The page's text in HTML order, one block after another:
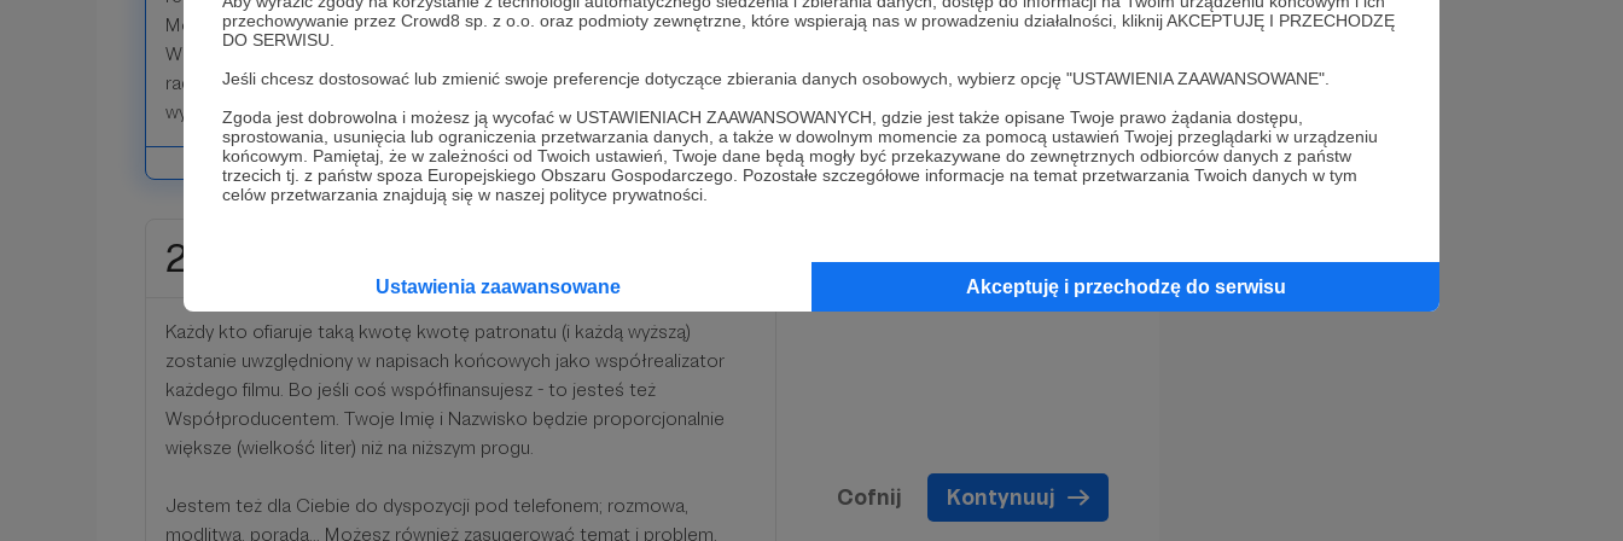
przechowywanie przez Crowd8 sp. z o.o. oraz podmioty zewnętrzne, które wspierają nas w prowadzeniu działalności, kliknij AKCEPTUJĘ I PRZECHODZĘ
DO SERWISU.
Jeśli chcesz dostosować lub zmienić swoje preferencje dotyczące zbierania danych osobowych, wybierz opcję "USTAWIENIA ZAAWANSOWANE".
Zgoda jest dobrowolna i możesz ją wycofać w USTAWIENIACH ZAAWANSOWANYCH, gdzie jest także opisane Twoje prawo żądania dostępu,
sprostowania, usunięcia lub ograniczenia przetwarzania danych, a także w dowolnym momencie za pomocą ustawień Twojej przeglądarki w urządzeniu
końcowym. Pamiętaj, że w zależności od Twoich ustawień, Twoje dane będą mogły być przekazywane do zewnętrznych odbiorców danych z państw
trzecich tj. z państw spoza Europejskiego Obszaru Gospodarczego. Pozostałe szczegółowe informacje na temat przetwarzania Twoich danych w tym
celów przetwarzania znajdują się w naszej polityce prywatności.
Ustawienia zaawansowane Akceptuję i przechodzę do serwisu
Możesz uczestniczyć naszym Kursie Alpha, lub dołączyć do naszej
Wspólnoty Odnowy Wiary (również na Skype), gdzie będziesz z
radością i mile przyjęty – a dotyczy to każdej osoby bez względu jakiej
wysokości wsparcie oferuje.
200 zł
Każdy kto ofiaruje taką kwotę kwotę patronatu (i każdą wyższą)
zostanie uwzględniony w napisach końcowych jako współrealizator
każdego filmu. Bo jeśli coś współfinansujesz - to jesteś też
Współproducentem. Twoje Imię i Nazwisko będzie proporcjonalnie
większe (wielkość liter) niż na niższym progu.
Jestem też dla Ciebie do dyspozycji pod telefonem; rozmowa,
modlitwa, porada... Możesz również zasugerować temat i problem,
Cofnij Kontynuuj